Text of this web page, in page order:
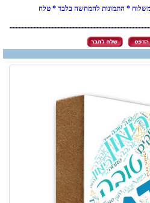
ומשלוח * התמונות להמחשה בלבד * טלח